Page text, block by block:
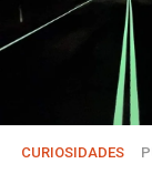
CURIOSIDADES